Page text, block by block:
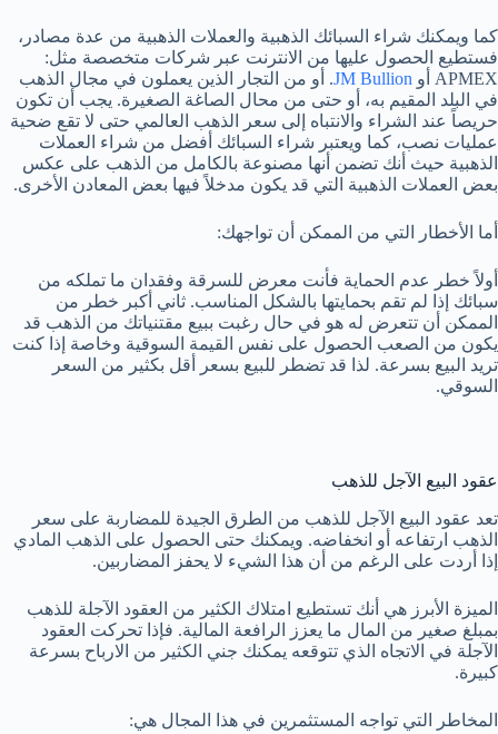
كما ويمكنك شراء السبائك الذهبية والعملات الذهبية من عدة مصادر،
فستطيع الحصول عليها من الانترنت عبر شركات متخصصة مثل:
APMEX أو
JM Bullion. أو من التجار الذين يعملون في مجال الذهب
في البلد المقيم به، أو حتى من محال الصاغة الصغيرة. يجب أن تكون
حريصاً عند الشراء والانتباه إلى سعر الذهب العالمي حتى لا تقع ضحية
عمليات نصب، كما ويعتبر شراء السبائك أفضل من شراء العملات
الذهبية حيث أنك تضمن أنها مصنوعة بالكامل من الذهب على عكس
بعض العملات الذهبية التي قد يكون مدخلاً فيها بعض المعادن الأخرى.
أما الأخطار التي من الممكن أن تواجهك:
أولاً خطر عدم الحماية فأنت معرض للسرقة وفقدان ما تملكه من
سبائك إذا لم تقم بحمايتها بالشكل المناسب. ثاني أكبر خطر من
الممكن أن تتعرض له هو في حال رغبت ببيع مقتنياتك من الذهب قد
يكون من الصعب الحصول على نفس القيمة السوقية وخاصة إذا كنت
تريد البيع بسرعة. لذا قد تضطر للبيع بسعر أقل بكثير من السعر
السوقي.
عقود البيع الآجل للذهب
تعد عقود البيع الآجل للذهب من الطرق الجيدة للمضاربة على سعر
الذهب ارتفاعه أو انخفاضه. ويمكنك حتى الحصول على الذهب المادي
إذا أردت على الرغم من أن هذا الشيء لا يحفز المضاربين.
الميزة الأبرز هي أنك تستطيع امتلاك الكثير من العقود الآجلة للذهب
بمبلغ صغير من المال ما يعزز الرافعة المالية. فإذا تحركت العقود
الآجلة في الاتجاه الذي تتوقعه يمكنك جني الكثير من الارباح بسرعة
كبيرة.
المخاطر التي تواجه المستثمرين في هذا المجال هي: